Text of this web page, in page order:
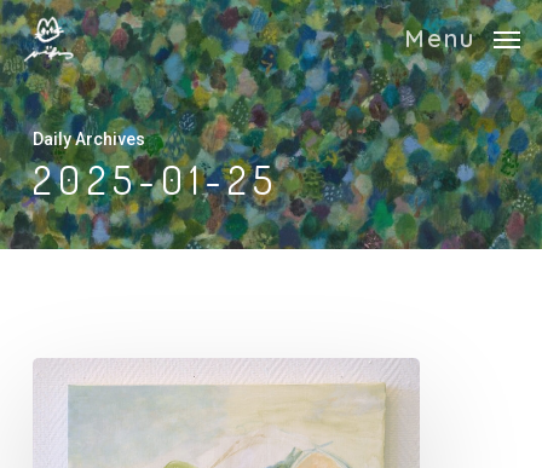
Skip
to
main
content
Menu
Daily Archives
2025-01-25